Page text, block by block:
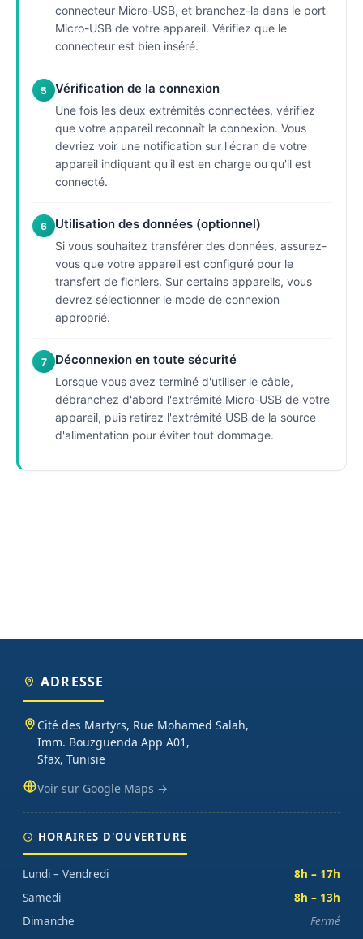
connecteur Micro-USB, et branchez-la dans le port
Micro-USB de votre appareil. Vérifiez que le
connecteur est bien inséré.
5 Vérification de la connexion
Une fois les deux extrémités connectées, vérifiez
que votre appareil reconnaît la connexion. Vous
devriez voir une notification sur l'écran de votre
appareil indiquant qu'il est en charge ou qu'il est
connecté.
6 Utilisation des données (optionnel)
Si vous souhaitez transférer des données, assurez-
vous que votre appareil est configuré pour le
transfert de fichiers. Sur certains appareils, vous
devrez sélectionner le mode de connexion
approprié.
7 Déconnexion en toute sécurité
Lorsque vous avez terminé d'utiliser le câble,
débranchez d'abord l'extrémité Micro-USB de votre
appareil, puis retirez l'extrémité USB de la source
d'alimentation pour éviter tout dommage.
ADRESSE
Cité des Martyrs, Rue Mohamed Salah,
Imm. Bouzguenda App A01,
Sfax, Tunisie
Voir sur Google Maps →
HORAIRES D'OUVERTURE
Lundi – Vendredi
8h – 17h
Samedi
8h – 13h
Dimanche
Fermé